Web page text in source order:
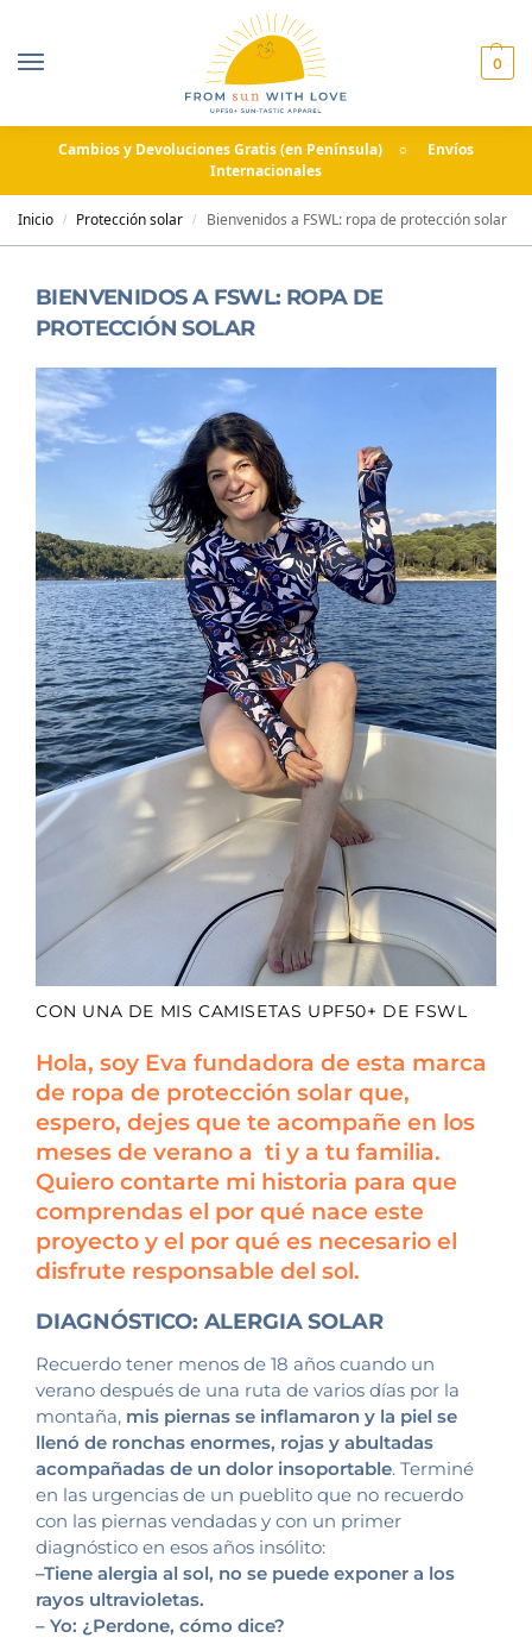
0
Cambios y Devoluciones Gratis (en Península) ☼ Envíos
Internacionales
Inicio / Protección solar / Bienvenidos a FSWL: ropa de protección solar
BIENVENIDOS A FSWL: ROPA DE
PROTECCIÓN SOLAR
CON UNA DE MIS CAMISETAS UPF50+ DE FSWL
Hola, soy Eva fundadora de esta marca
de ropa de protección solar que,
espero, dejes que te acompañe en los
meses de verano a ti y a tu familia.
Quiero contarte mi historia para que
comprendas el por qué nace este
proyecto y el por qué es necesario el
disfrute responsable del sol.
DIAGNÓSTICO: ALERGIA SOLAR
Recuerdo tener menos de 18 años cuando un
verano después de una ruta de varios días por la
montaña, mis piernas se inflamaron y la piel se
llenó de ronchas enormes, rojas y abultadas
acompañadas de un dolor insoportable. Terminé
en las urgencias de un pueblito que no recuerdo
con las piernas vendadas y con un primer
diagnóstico en esos años insólito:
–Tiene alergia al sol, no se puede exponer a los
rayos ultravioletas.
– Yo: ¿Perdone, cómo dice?